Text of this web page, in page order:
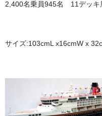
乗り物（Vehicles
レトロブリキ模型
ラジコン仕様 (Boats for
特商法に基づく表示
2,400名乗員945名 11デッキ
サイズ:103cmL x16cmW x